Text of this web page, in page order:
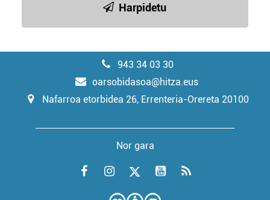
Harpidetu
943 34 03 30
oarsobidasoa@hitza.eus
Nafarroa etorbidea 26, Errenteria-Orereta 20100
Nor gara